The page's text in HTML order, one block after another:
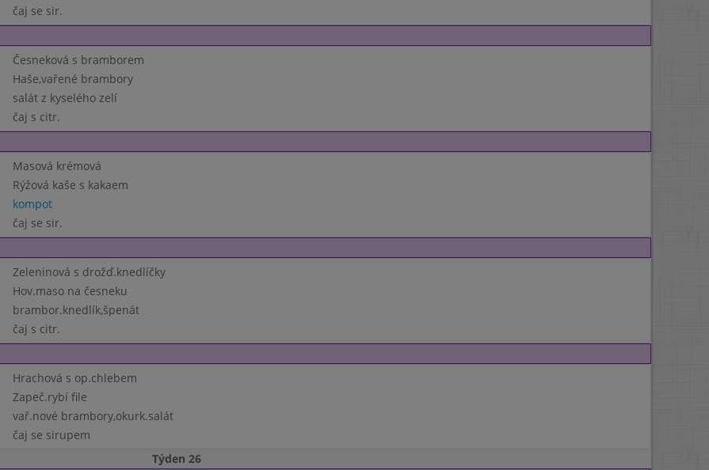
čaj se sir.
Česneková s bramborem
Haše,vařené brambory
salát z kyselého zelí
čaj s citr.
Masová krémová
Rýžová kaše s kakaem
kompot
čaj se sir.
Zeleninová s drožď.knedlíčky
Hov.maso na česneku
brambor.knedlík,špenát
čaj s citr.
Hrachová s op.chlebem
Zapeč.rybí file
vař.nové brambory,okurk.salát
čaj se sirupem
Týden 26